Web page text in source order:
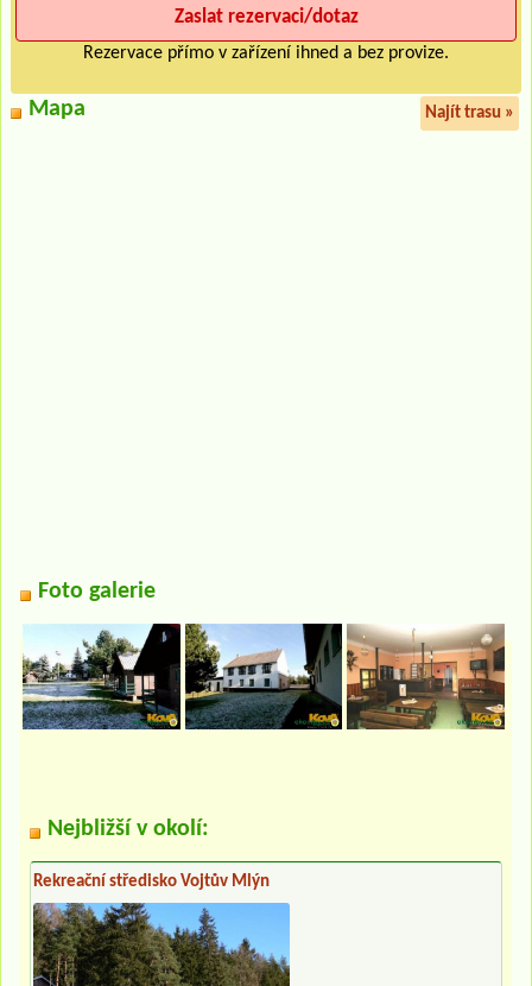
Rezervace přímo v zařízení ihned a bez provize.
Mapa Najít trasu »
Foto galerie
Nejbližší v okolí:
Rekreační středisko Vojtův Mlýn